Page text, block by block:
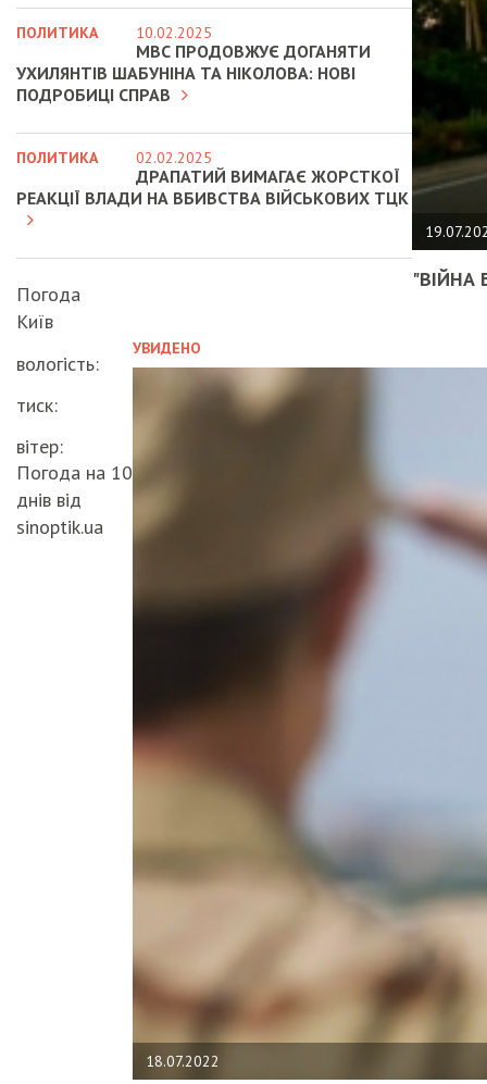
"ВІЙНА
УВИДЕНО
18.07.2022
ПОЛИТИКА 10.02.2025
МВС ПРОДОВЖУЄ ДОГАНЯТИ
УХИЛЯНТІВ ШАБУНІНА ТА НІКОЛОВА: НОВІ
ПОДРОБИЦІ СПРАВ
ПОЛИТИКА 02.02.2025
ДРАПАТИЙ ВИМАГАЄ ЖОРСТКОЇ
РЕАКЦІЇ ВЛАДИ НА ВБИВСТВА ВІЙСЬКОВИХ ТЦК
Погода
Київ
вологість:
тиск:
вітер:
Погода на 10
днів від
sinoptik.ua